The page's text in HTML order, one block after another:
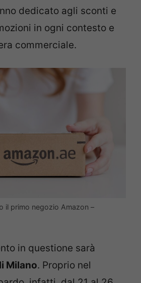
dedicato agli sconti e
in ogni contesto e
commerciale.
il primo negozio Amazon –
in questione sarà
Milano. Proprio nel